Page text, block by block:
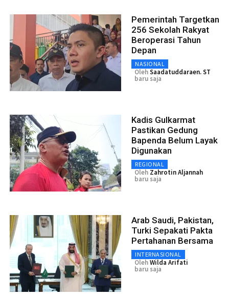
Pemerintah Targetkan
256 Sekolah Rakyat
Beroperasi Tahun
Depan
NASIONAL
OlehSaadatuddaraen. ST
baru saja
Kadis Gulkarmat
Pastikan Gedung
Bapenda Belum Layak
Digunakan
REGIONAL
Oleh Zahrotin Aljannah
baru saja
Arab Saudi, Pakistan,
Turki Sepakati Pakta
Pertahanan Bersama
INTERNASIONAL
OlehWilda Arifati
baru saja